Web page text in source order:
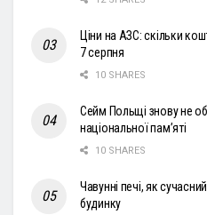
Ціни на АЗС: скільки
7 серпня
10 SHARES
Сейм Польщі знову не
національної пам’яті
10 SHARES
Чавунні печі, як
будинку